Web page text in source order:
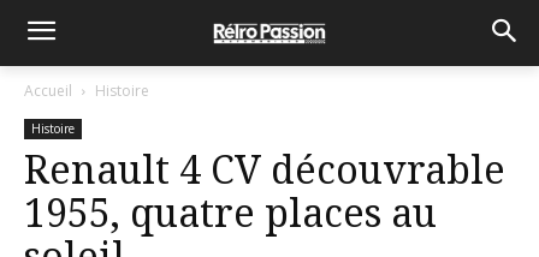
Accueil Histoire
Histoire
Renault 4 CV découvrable
1955, quatre places au